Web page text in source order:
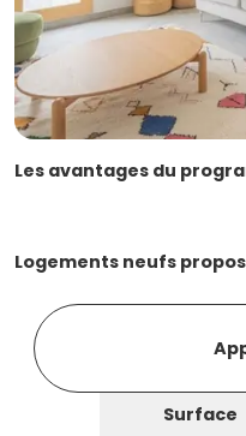
Les avantages du
Logements neufs
Surface